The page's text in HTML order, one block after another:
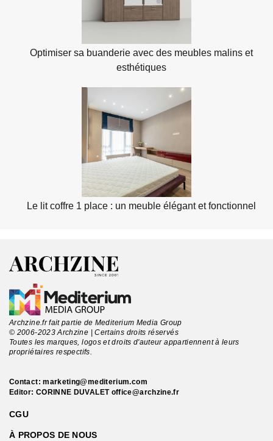
Optimiser sa buanderie avec des meubles malins et
esthétiques
Le lit coffre 1 place : un meuble élégant et fonctionnel
Archzine.fr fait partie de Mediterium Media Group
© 2006-2023 Archzine | Certains droits réservés
Toutes les marques, logos et droits d'auteur appartiennent à leurs
propriétaires respectifs.
Contact:marketing@mediterium.com
Editor: CORINNE DUVALET office@archzine.fr
CGU
À PROPOS DE NOUS